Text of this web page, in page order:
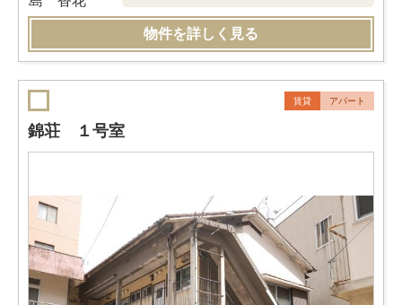
物件を詳しく見る
賃貸 アパート
錦荘 １号室